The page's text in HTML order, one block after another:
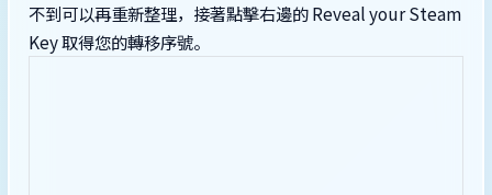
不到可以再重新整理，接著點擊右邊的 Reveal your Steam
Key 取得您的轉移序號。